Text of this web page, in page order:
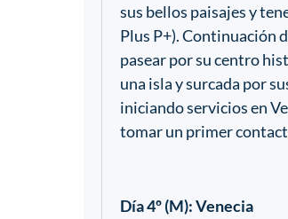
sus bellos paisajes y
Plus P+). Continuación
pasear por su centro
una isla y surcada por
iniciando servicios en
tomar un primer
Día 4º (M): Venecia